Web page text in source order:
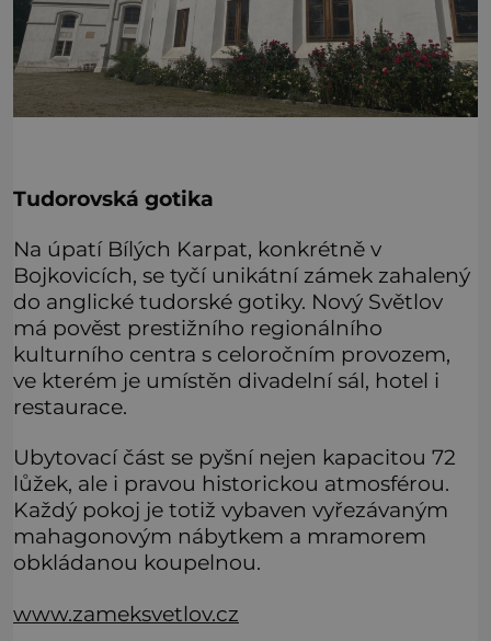
Tudorovská gotika
Na úpatí Bílých Karpat, konkrétně v
Bojkovicích, se tyčí unikátní zámek zahalený
do anglické tudorské gotiky. Nový Světlov
má pověst prestižního regionálního
kulturního centra s celoročním provozem,
ve kterém je umístěn divadelní sál, hotel i
restaurace.
Ubytovací část se pyšní nejen kapacitou 72
lůžek, ale i pravou historickou atmosférou.
Každý pokoj je totiž vybaven vyřezávaným
mahagonovým nábytkem a mramorem
obkládanou koupelnou.
www.zameksvetlov.cz